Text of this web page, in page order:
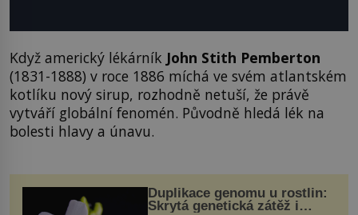
Když americký lékárník John Stith Pemberton
(1831-1888) v roce 1886 míchá ve svém atlantském
kotlíku nový sirup, rozhodně netuší, že právě
vytváří globální fenomén. Původně hledá lék na
bolesti hlavy a únavu.
Duplikace genomu u rostlin:
Skrytá genetická zátěž i